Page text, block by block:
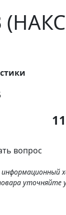
вопрос
уточняйте